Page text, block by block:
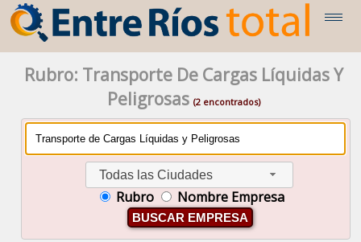
Rubro: Transporte De Cargas Líquidas Y
Peligrosas(2 encontrados)
Todas las Ciudades
Rubro Nombre Empresa
BUSCAR EMPRESA